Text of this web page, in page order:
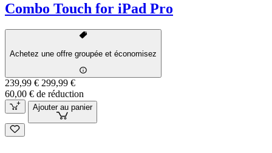
Combo Touch for iPad Pro
Achetez une offre groupée et économisez
239,99 € 299,99 €
60,00 € de réduction
Ajouter au panier